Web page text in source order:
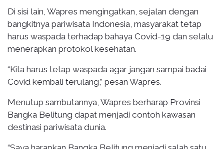
Di sisi lain, Wapres mengingatkan, sejalan dengan
bangkitnya pariwisata Indonesia, masyarakat tetap
harus waspada terhadap bahaya Covid-19 dan selalu
menerapkan protokol kesehatan.
“Kita harus tetap waspada agar jangan sampai badai
Covid kembali terulang,” pesan Wapres.
Menutup sambutannya, Wapres berharap Provinsi
Bangka Belitung dapat menjadi contoh kawasan
destinasi pariwisata dunia.